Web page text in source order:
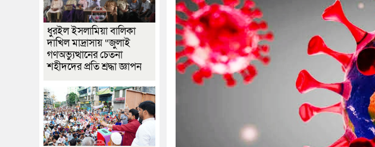
ধুরইল ইসলামিয়া বালিকা
দাখিল মাদ্রাসায় “জুলাই
গণঅভ্যুত্থানের চেতনা
শহীদদের প্রতি শ্রদ্ধা জ্ঞাপন